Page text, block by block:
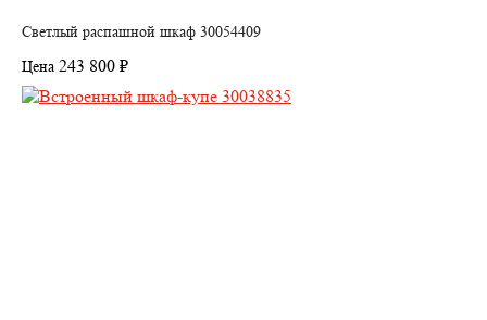
Светлый распашной шкаф 30054409
Цена 243 800 ₽